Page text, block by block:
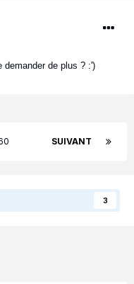
demander de plus ? :')
SUIVANT
3